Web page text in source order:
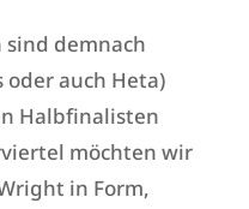
demnach
oder auch Heta)
Halbfinalisten
möchten wir
in Form,